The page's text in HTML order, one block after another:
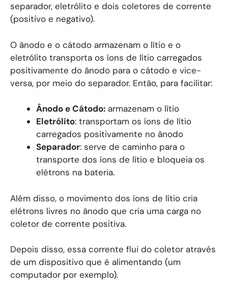
separador, eletrólito e dois coletores de corrente
(positivo e negativo).
O ânodo e o cátodo armazenam o lítio e o
eletrólito transporta os íons de lítio carregados
positivamente do ânodo para o cátodo e vice-
versa, por meio do separador. Então, para facilitar:
Ânodo e Cátodo: armazenam o lítio
Eletrólito: transportam os íons de lítio
carregados positivamente no ânodo
Separador: serve de caminho para o
transporte dos íons de lítio e bloqueia os
elétrons na bateria.
Além disso, o movimento dos íons de lítio cria
elétrons livres no ânodo que cria uma carga no
coletor de corrente positiva.
Depois disso, essa corrente flui do coletor através
de um dispositivo que é alimentando (um
computador por exemplo).